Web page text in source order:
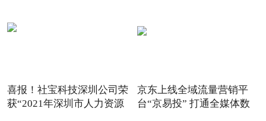
喜报！社宝科技深圳公司荣
获“2021年深圳市人力资源
京东上线全域流量营销平
台“京易投” 打通全媒体数